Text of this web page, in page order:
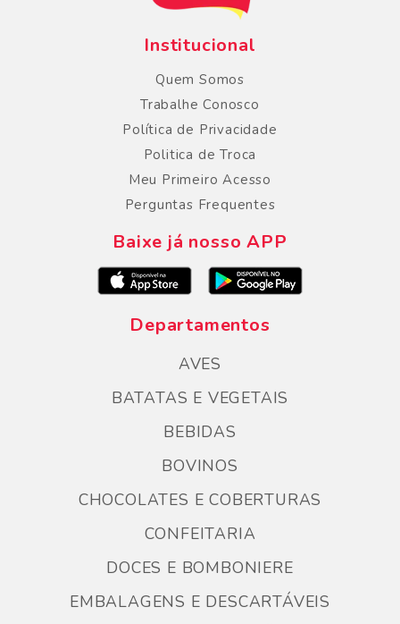
Institucional
Quem Somos
Trabalhe Conosco
Política de Privacidade
Politica de Troca
Meu Primeiro Acesso
Perguntas Frequentes
Baixe já nosso APP
Departamentos
AVES
BATATAS E VEGETAIS
BEBIDAS
BOVINOS
CHOCOLATES E COBERTURAS
CONFEITARIA
DOCES E BOMBONIERE
EMBALAGENS E DESCARTÁVEIS